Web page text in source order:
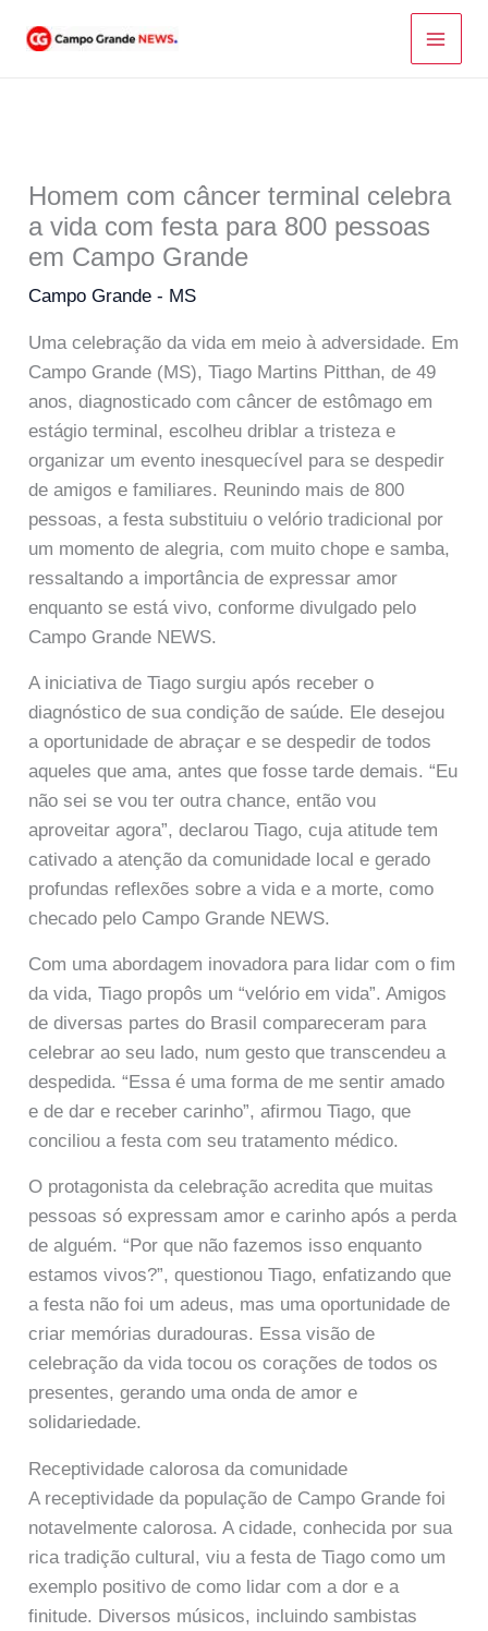
para
Homem com câncer terminal celebra
a vida com festa para 800 pessoas
em Campo Grande
Campo Grande - MS
Uma celebração da vida em meio à adversidade. Em
Campo Grande (MS), Tiago Martins Pitthan, de 49
anos, diagnosticado com câncer de estômago em
estágio terminal, escolheu driblar a tristeza e
organizar um evento inesquecível para se despedir
de amigos e familiares. Reunindo mais de 800
pessoas, a festa substituiu o velório tradicional por
um momento de alegria, com muito chope e samba,
ressaltando a importância de expressar amor
enquanto se está vivo, conforme divulgado pelo
Campo Grande NEWS.
A iniciativa de Tiago surgiu após receber o
diagnóstico de sua condição de saúde. Ele desejou
a oportunidade de abraçar e se despedir de todos
aqueles que ama, antes que fosse tarde demais. “Eu
não sei se vou ter outra chance, então vou
aproveitar agora”, declarou Tiago, cuja atitude tem
cativado a atenção da comunidade local e gerado
profundas reflexões sobre a vida e a morte, como
checado pelo Campo Grande NEWS.
Com uma abordagem inovadora para lidar com o fim
da vida, Tiago propôs um “velório em vida”. Amigos
de diversas partes do Brasil compareceram para
celebrar ao seu lado, num gesto que transcendeu a
despedida. “Essa é uma forma de me sentir amado
e de dar e receber carinho”, afirmou Tiago, que
conciliou a festa com seu tratamento médico.
O protagonista da celebração acredita que muitas
pessoas só expressam amor e carinho após a perda
de alguém. “Por que não fazemos isso enquanto
estamos vivos?”, questionou Tiago, enfatizando que
a festa não foi um adeus, mas uma oportunidade de
criar memórias duradouras. Essa visão de
celebração da vida tocou os corações de todos os
presentes, gerando uma onda de amor e
solidariedade.
Receptividade calorosa da comunidade
A receptividade da população de Campo Grande foi
notavelmente calorosa. A cidade, conhecida por sua
rica tradição cultural, viu a festa de Tiago como um
exemplo positivo de como lidar com a dor e a
finitude. Diversos músicos, incluindo sambistas